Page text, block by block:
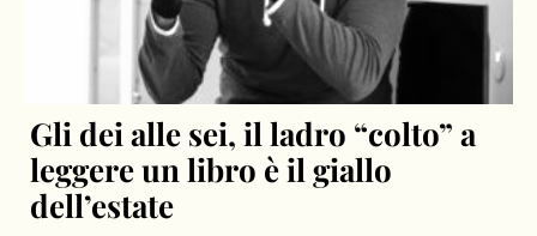
Gli dei alle sei, il ladro “colto” a
leggere un libro è il giallo
dell’estate